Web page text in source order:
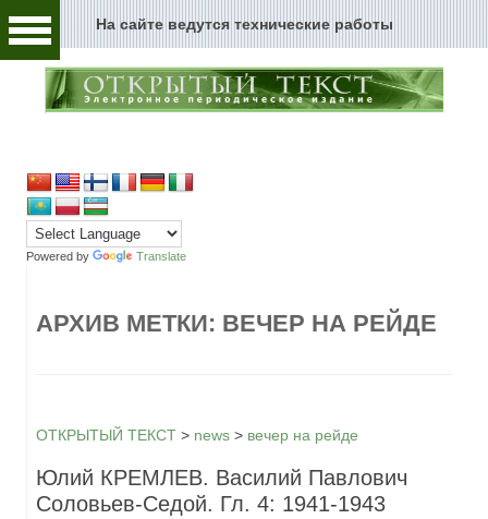
На сайте ведутся технические работы
Powered by Translate
АРХИВ МЕТКИ: ВЕЧЕР НА РЕЙДЕ
ОТКРЫТЫЙ ТЕКСТ > news > вечер на рейде
Юлий КРЕМЛЕВ. Василий Павлович
Соловьев-Седой. Гл. 4: 1941-1943
Человек и текст
Текст пространства
Текст истории
Редакция
Новости сайта